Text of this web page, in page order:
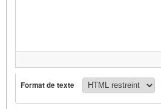
Format de texte